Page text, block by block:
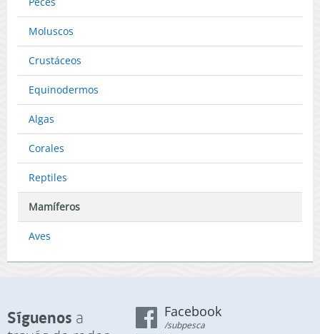
Moluscos
Crustáceos
Equinodermos
Algas
Corales
Reptiles
Mamíferos
Aves
Síguenos a
Facebook
/subpesca